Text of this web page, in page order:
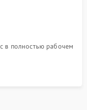
в полностью рабочем